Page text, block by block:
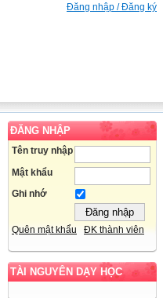
Đăng nhập / Đăng ký
ĐĂNG NHẬP
Tên truy nhập
Mật khẩu
Ghi nhớ
Quên mật khẩu ĐK thành viên
TÀI NGUYÊN DẠY HỌC